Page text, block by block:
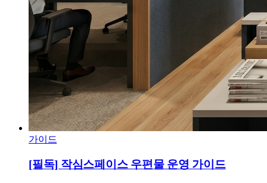
가이드
[필독] 작심스페이스 우편물 운영 가이드